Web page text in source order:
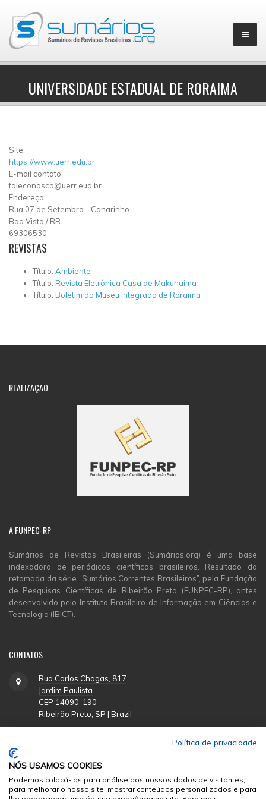
▼
UNIVERSIDADE ESTADUAL DE RORAIMA
Site:
https://www.uerr.edu.br
E-mail contato:
faleconosco@uerr.eud.br
Endereço:
Rua 07 de Setembro - Canarinho
Boa Vista / RR
69306530
REVISTAS
Título: Ambiente
Título: Revista Eletrônica Casa de Makunaima
Título: Boletim do Museu Integrado de Roraima
REALIZAÇÃO
AFUNPEC-RP
Sumários de Revistas Brasileiras (Sumários.org) é uma base
indexadora de periódicos científicos brasileiros. Resultado da
retomada da série “Sumários Correntes Brasileiros”, pela Fundação
de Pesquisas Científicas de Ribeirão Preto (FUNPEC-RP), antes
desenvolvido pelo Instituto Brasileiro de Informação em Ciências e
Tecnologia (IBICT).
CONTATOS
Rua Carlos Chagas, 817
Jardim Paulista
CEP 14090-190
Ribeirão Preto, SP | Brazil
Política de privacidade
NÓS USAMOS COOKIES
Podemos colocá-los para análise dos nossos dados de visitantes,
para melhorar o nosso site, mostrar conteúdos personalizados e para